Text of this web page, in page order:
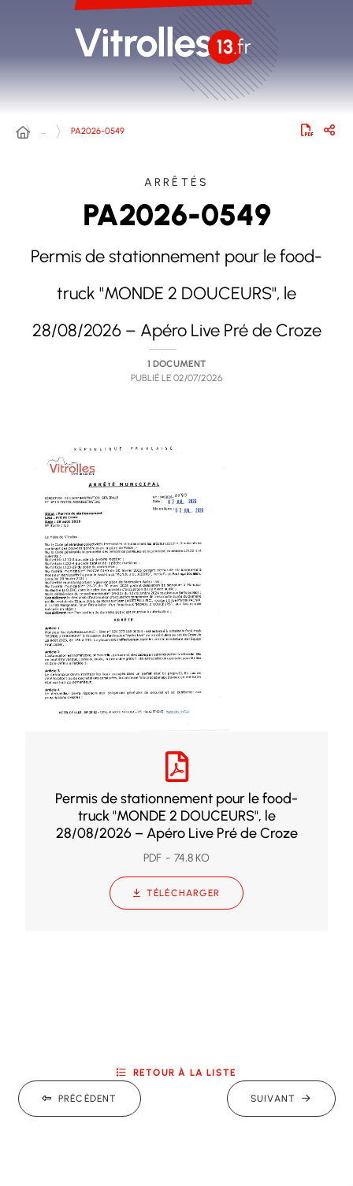
… PA2026-0549
ARRÊTÉS
PA2026-0549
Permis de stationnement pour le food-
truck "MONDE 2 DOUCEURS", le
28/08/2026 – Apéro Live Pré de Croze
1 DOCUMENT
PUBLIÉ LE 02/07/2026
Permis de stationnement pour le food-
truck "MONDE 2 DOUCEURS", le
28/08/2026 – Apéro Live Pré de Croze
PDF 74,8 KO
TÉLÉCHARGER
PRÉCÉDENT
RETOUR À LA LISTE
SUIVANT